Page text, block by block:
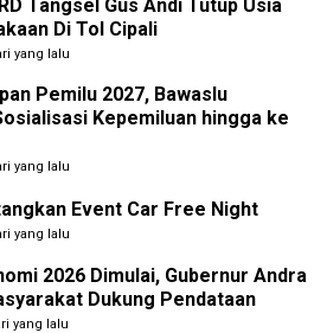
Tangsel Gus Andi Tutup Usia
Di Tol Cipali
yang lalu
Pemilu 2027, Bawaslu
Kepemiluan hingga ke
yang lalu
Event Car Free Night
yang lalu
2026 Dimulai, Gubernur Andra
Dukung Pendataan
yang lalu